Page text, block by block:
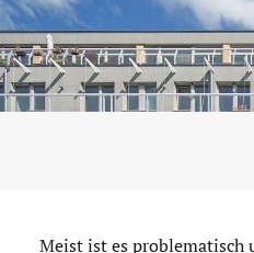
Meist ist es problematisch